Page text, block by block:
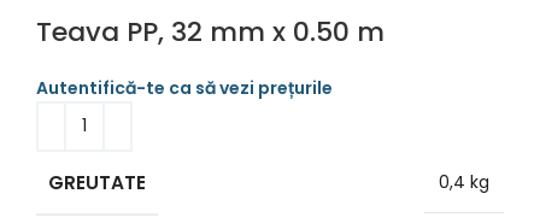
Teava PP, 32 mm x 0.50 m
GREUTATE 0,4 kg